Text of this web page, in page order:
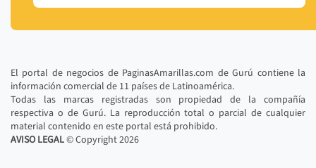
El portal de negocios de PaginasAmarillas.com de Gurú contiene la
información comercial de 11 países de Latinoamérica.
Todas las marcas registradas son propiedad de la compañía
respectiva o de Gurú. La reproducción total o parcial de cualquier
material contenido en este portal está prohibido.
AVISO LEGAL© Copyright2026